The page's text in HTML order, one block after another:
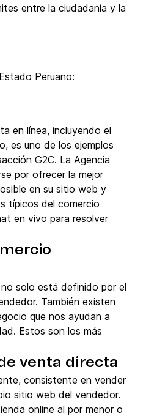
entre la ciudadanía y la
Peruano:
en línea, incluyendo el
es uno de los ejemplos
G2C. La Agencia
por ofrecer la mejor
en su sitio web y
típicos del comercio
en vivo para resolver
solo está definido por el
También existen
que nos ayudan a
Estos son los más
venta directa
consistente en vender
sitio web del vendedor.
online al por menor o